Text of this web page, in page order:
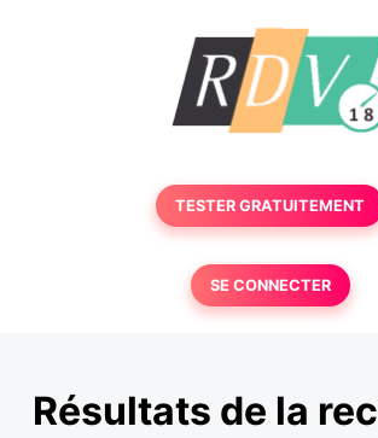
TESTER GRATUITEMENT
SE CONNECTER
Résultats de la